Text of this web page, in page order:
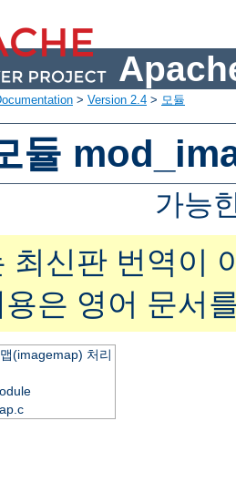
> Version 2.4 > 모듈
듈
가능
최신판 번역이
은 영어 문서
(imagemap) 처리